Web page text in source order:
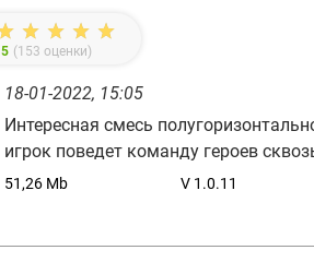
5 (153 оценки)
18-01-2022, 15:05
Интересная смесь
игрок поведет команду героев
51,26 Mb V 1.0.11